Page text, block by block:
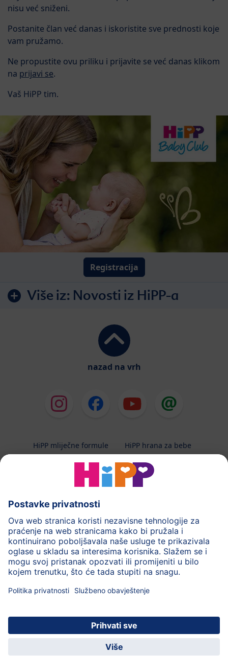
nisu već sniženi.
Postanite član već danas i iskoristite sve prednosti koje
vam pružamo.
Ne propustite ovu priliku i prijavite se već danas klikom
na prijavi se.
Vaš HiPP tim.
Registracija
Više iz: Novosti iz HiPP-a
nazad na vrh
HiPP mliječne formule
HiPP hrana za bebe
HiPP njega
HiPP trudnoća
Terapeutska dijeta
Zaštita podataka i upute za korištenj
Uvjeti korištenja
Impressum
Kontakt
O HiPP-u
© 2026 HiPP
Uživajte u mnogim